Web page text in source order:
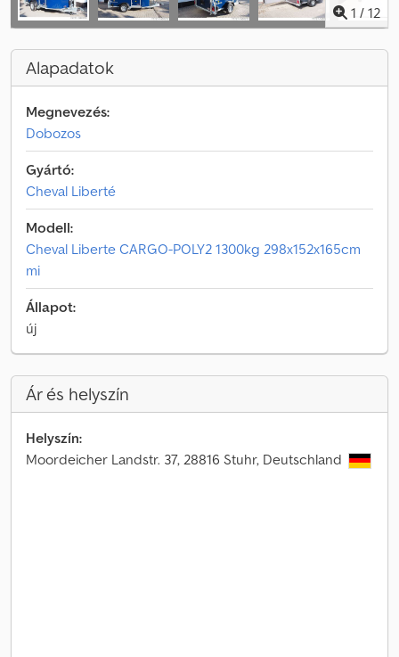
1 / 12
Alapadatok
Megnevezés:
Dobozos
Gyártó:
Cheval Liberté
Modell:
Cheval Liberte CARGO-POLY2 1300kg 298x152x165cm
mi
Állapot:
új
Ár és helyszín
Helyszín:
Moordeicher Landstr. 37, 28816 Stuhr, Deutschland